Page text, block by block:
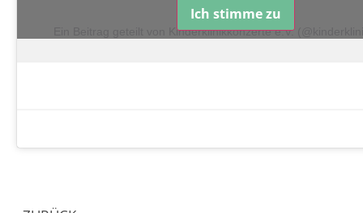
Ein Beitrag geteilt von Kinderklinikkonzerte e.V.
Ich stimme zu